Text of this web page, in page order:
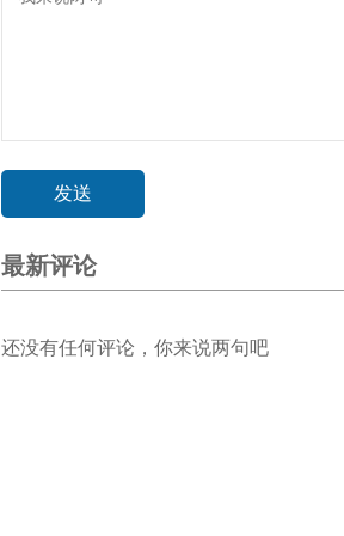
最新评论
还没有任何评论，你来说两句吧